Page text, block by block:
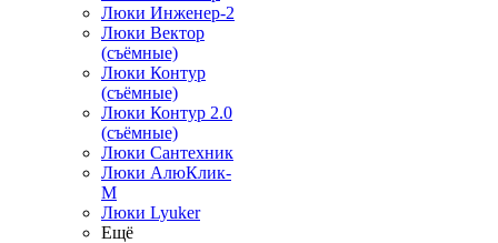
Люки Инженер-2
Люки Вектор
(съёмные)
Люки Контур
(съёмные)
Люки Контур 2.0
(съёмные)
Люки Сантехник
Люки АлюКлик-
М
Люки Lyuker
Ещё